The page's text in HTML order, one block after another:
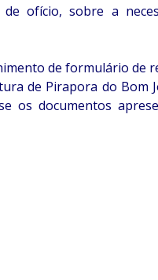
ofício, sobre a
de formulário de
de Pirapora do Bom
os documentos